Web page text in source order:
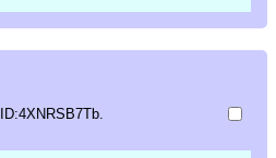
ID:4XNRSB7Tb.